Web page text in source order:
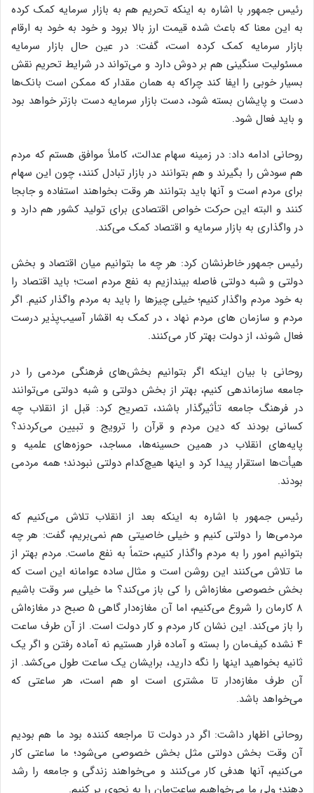
رئیس جمهور با اشاره به اینکه تحریم هم به بازار سرمایه کمک کرده
به این معنا که باعث شده قیمت ارز بالا برود و خود به خود به ارقام
بازار سرمایه کمک کرده است، گفت: در عین حال بازار سرمایه
مسئولیت سنگینی هم بر دوش دارد و می‌تواند در شرایط تحریم نقش
بسیار خوبی را ایفا کند چراکه به همان مقدار که ممکن است بانک‌ها
دست و پایشان بسته شود، دست بازار سرمایه دست بازتر خواهد بود
و باید فعال شود.
روحانی ادامه داد: در زمینه سهام عدالت، کاملاً موافق هستم که مردم
هم سودش را بگیرند و هم بتوانند در بازار تبادل کنند، چون این سهام
برای مردم است و آنها باید بتوانند هر وقت بخواهند استفاده و جابجا
کنند و البته این حرکت خواص اقتصادی برای تولید کشور هم دارد و
در واگذاری به بازار سرمایه و اقتصاد کمک می‌کند.
رئیس جمهور خاطرنشان کرد: هر چه ما بتوانیم میان اقتصاد و بخش
دولتی و شبه دولتی فاصله بیندازیم به نفع مردم است؛ باید اقتصاد را
به خود مردم واگذار کنیم؛ خیلی چیزها را باید به مردم واگذار کنیم. اگر
مردم و سازمان های مردم نهاد ، در کمک به اقشار آسیب‌پذیر درست
فعال شوند، از دولت بهتر کار می‌کنند.
روحانی با بیان اینکه اگر بتوانیم بخش‌های فرهنگی مردمی را در
جامعه سازماندهی کنیم، بهتر از بخش دولتی و شبه دولتی می‌توانند
در فرهنگ جامعه تأثیرگذار باشند، تصریح کرد: قبل از انقلاب چه
کسانی بودند که دین مردم و قرآن را ترویج و تبیین می‌کردند؟
پایه‌های انقلاب در همین حسینه‌ها، مساجد، حوزه‌های علمیه و
هیأت‌ها استقرار پیدا کرد و اینها هیچ‌کدام دولتی نبودند؛ همه مردمی
بودند.
رئیس جمهور با اشاره به اینکه بعد از انقلاب تلاش می‌کنیم که
مردمی‌ها را دولتی کنیم و خیلی خاصیتی هم نمی‌بریم، گفت: هر چه
بتوانیم امور را به مردم واگذار کنیم، حتماً به نفع ماست. مردم بهتر از
ما تلاش می‌کنند این روشن است و مثال ساده عوامانه‌ این است که
بخش خصوصی مغازه‌اش را کی باز می‌کند؟ ما خیلی سر وقت باشیم
۸ کارمان را شروع می‌کنیم، اما آن مغازه‌دار گاهی ۵ صبح در مغازه‌اش
را باز می‌کند. این نشان کار مردم و کار دولت است. از آن طرف ساعت
۴ نشده کیف‌مان را بسته و آماده فرار هستیم نه آماده رفتن و اگر یک
ثانیه بخواهید اینها را نگه دارید، برایشان یک ساعت طول می‌کشد. از
آن طرف مغازه‌دار تا مشتری است او هم است، هر ساعتی که
می‌خواهد باشد.
روحانی اظهار داشت: اگر در دولت تا مراجعه کننده بود ما هم بودیم
آن وقت بخش دولتی مثل بخش خصوصی می‌شود؛ ما ساعتی کار
می‌کنیم، آنها هدفی کار می‌کنند و می‌خواهند زندگی و جامعه را رشد
دهند؛ ولی ما می‌خواهیم ساعت‌مان را به نحوی پر کنیم.